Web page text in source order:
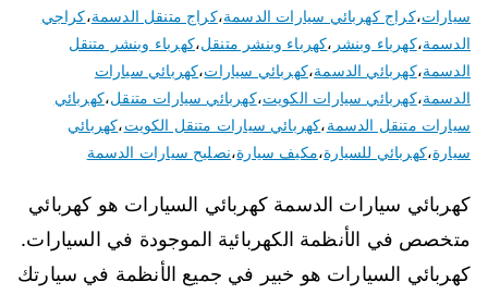
سيارات،كراج كهربائي سيارات الدسمة،كراج متنقل الدسمة،كراجي
الدسمة،كهرباء وبنشر ،كهرباء وبنشر متنقل،كهرباء وبنشر متنقل
الدسمة،كهربائي الدسمة،كهربائي سيارات،كهربائي سيارات
الدسمة،كهربائي سيارات الكويت،كهربائي سيارات متنقل،كهربائي
سيارات متنقل الدسمة،كهربائي سيارات متنقل الكويت،كهربائي
سيارة،كهربائي للسيارة،مكيف سيارة،نصليح سيارات الدسمة
كهربائي سيارات الدسمة كهربائي السيارات هو كهربائي
متخصص في الأنظمة الكهربائية الموجودة في السيارات.
كهربائي السيارات هو خبير في جميع الأنظمة في سيارتك